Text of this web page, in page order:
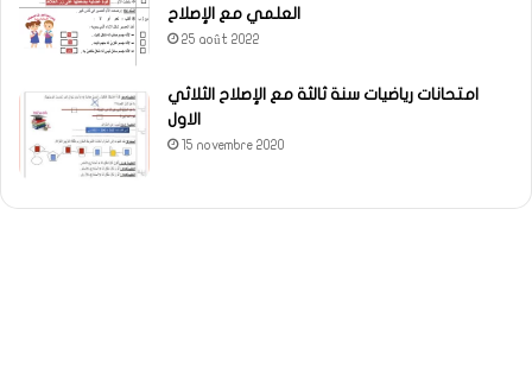
العلمي مع الإصلاح
25 août 2022
امتحانات رياضيات سنة ثالثة مع الإصلاح الثلاثي
الاول
15 novembre 2020